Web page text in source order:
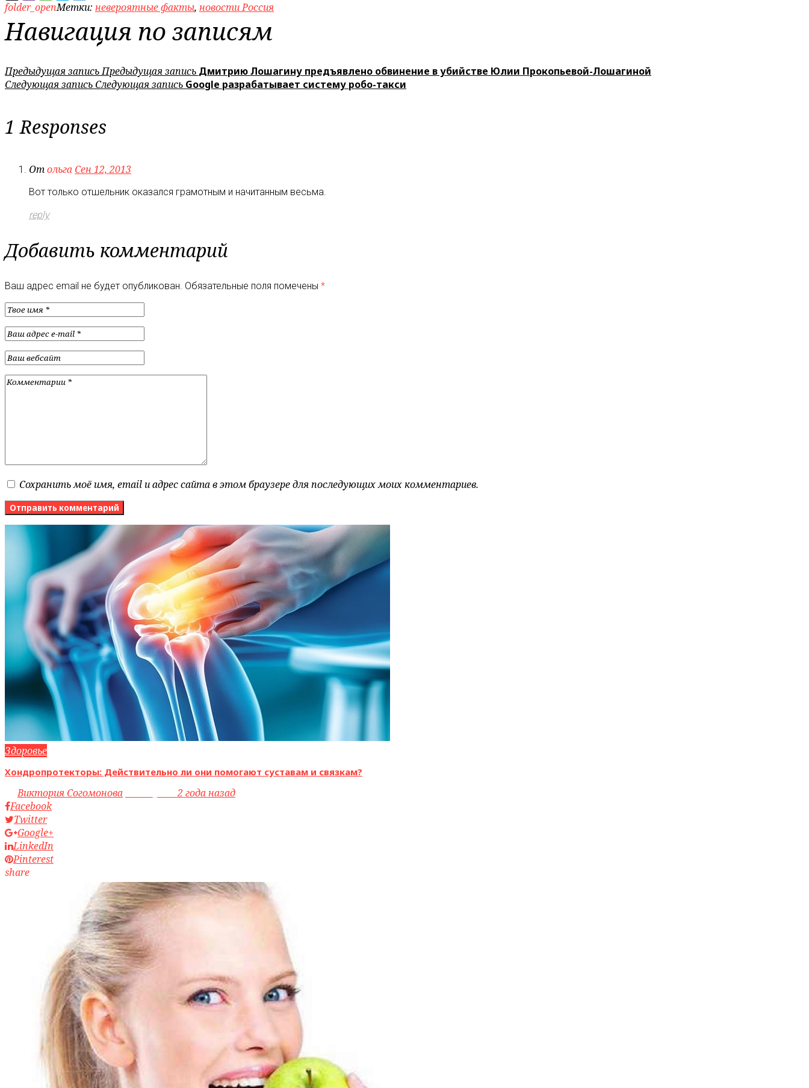
folder_openМетки: невероятные факты, новости Россия
Навигация по записям
Предыдущая записьПредыдущая запись Дмитрию Лошагину предъявлено обвинение в убийстве Юлии Прокопьевой-Лошагиной
Следующая запись Следующая запись Google разрабатывает систему робо-такси
1 Responses
Отольга Сен 12, 2013
Вот только отшельник оказался грамотным и начитанным весьма.
reply
Добавить комментарий
Ваш адрес email не будет опубликован. Обязательные поля помечены *
Сохранить моё имя, email и адрес сайта в этом браузере для последующих моих комментариев.
Здоровье
Хондропротекторы: Действительно ли они помогают суставам и связкам?
byВиктория Согомонова access_time2 года назад
Facebook
Twitter
Google+
LinkedIn
Pinterest
share